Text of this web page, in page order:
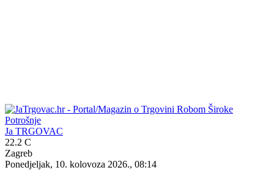
Ja TRGOVAC
22.2 C
Zagreb
Ponedjeljak, 10. kolovoza 2026., 08:14